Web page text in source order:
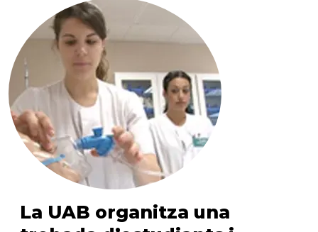
La UAB organitza una